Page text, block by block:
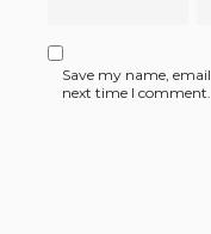
Save my name,
next time I comment.